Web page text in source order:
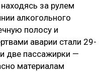
за рулем
алкогольного
полосу и
аварии стали 29-
две пассажирки —
материалам